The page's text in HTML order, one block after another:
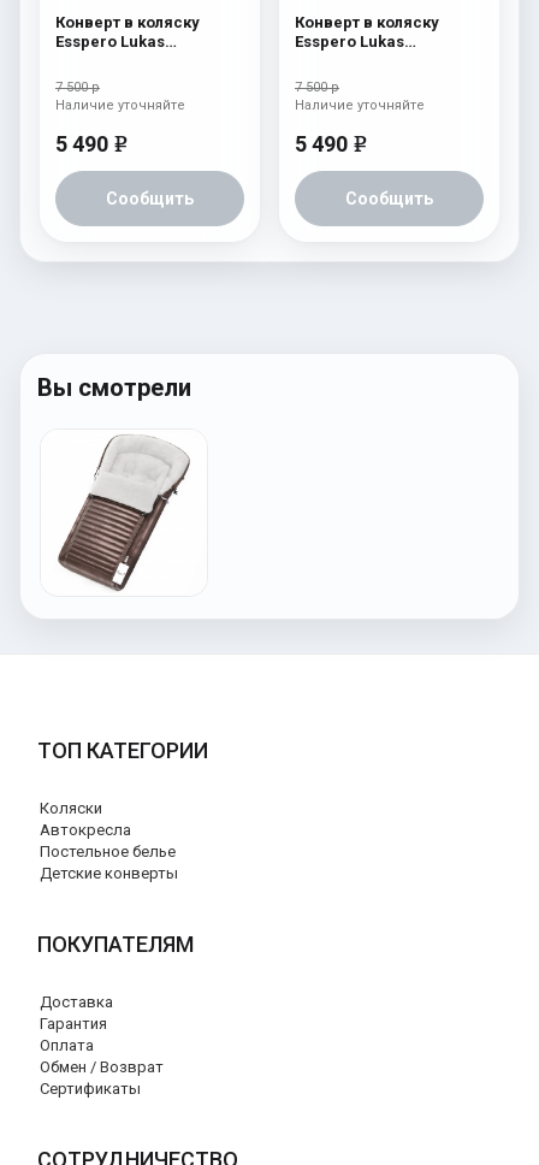
Конверт в коляску
Esspero Lukas
шерсть) Navy
7 500 р
5 490 e
Сообщить
Наличие уточняйте
Конверт в коляску
Esspero Lukas
шерсть) Beige
7 500 р
5 490 e
Сообщить
Наличие уточняйте
Вы смотрели
ТОП КАТЕГОРИИ
Коляски
Автокресла
Постельное белье
Детские конверты
ПОКУПАТЕЛЯМ
Доставка
Гарантия
Оплата
Обмен / Возврат
Сертификаты
СОТРУДНИЧЕСТВО